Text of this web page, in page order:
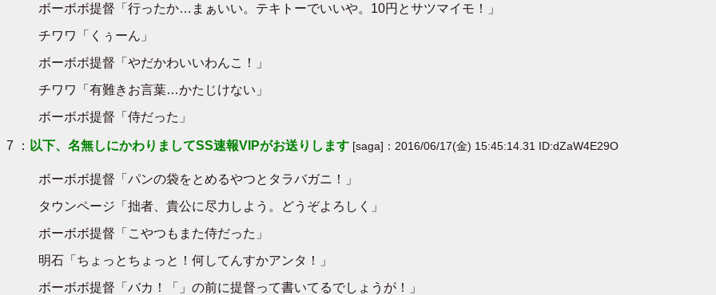
ボーボボ提督「行ったか…まぁいい。テキトーでいいや。10円とサツマイモ！」
チワワ「くぅーん」
ボーボボ提督「やだかわいいわんこ！」
チワワ「有難きお言葉…かたじけない」
ボーボボ提督「侍だった」
7 ： 以下、名無しにかわりましてSS速報VIPがお送りします [saga]：2016/06/17(金) 15:45:14.31 ID:dZaW4E29O
ボーボボ提督「パンの袋をとめるやつとタラバガニ！」
タウンページ「拙者、貴公に尽力しよう。どうぞよろしく」
ボーボボ提督「こやつもまた侍だった」
明石「ちょっとちょっと！何してんすかアンタ！」
ボーボボ提督「バカ！「」の前に提督って書いてるでしょうが！」